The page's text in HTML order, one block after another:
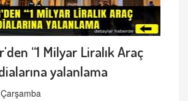
“1 Milyar Liralık Araç
yalanlama